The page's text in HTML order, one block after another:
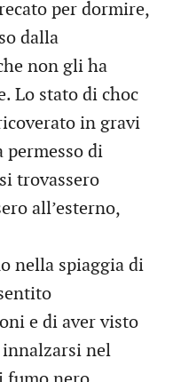
per dormire,
dalla
non gli ha
Lo stato di choc
in gravi
permesso di
trovassero
all’esterno,
nella spiaggia di
e di aver visto
innalzarsi nel